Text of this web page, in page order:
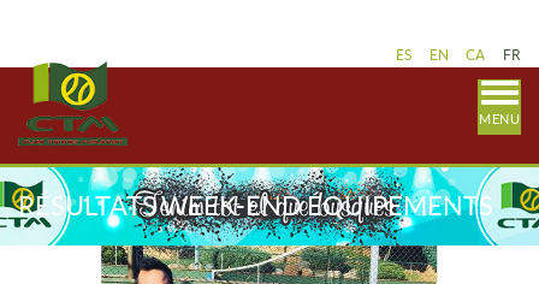
ES EN CA FR
MENU
RÉSULTATS WEEK-END ÉQUIPEMENTS